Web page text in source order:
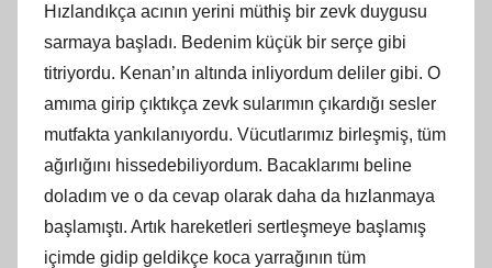
Hızlandıkça acının yerini müthiş bir zevk duygusu
sarmaya başladı. Bedenim küçük bir serçe gibi
titriyordu. Kenan’ın altında inliyordum deliler gibi. O
amıma girip çıktıkça zevk sularımın çıkardığı sesler
mutfakta yankılanıyordu. Vücutlarımız birleşmiş, tüm
ağırlığını hissedebiliyordum. Bacaklarımı beline
doladım ve o da cevap olarak daha da hızlanmaya
başlamıştı. Artık hareketleri sertleşmeye başlamış
içimde gidip geldikçe koca yarrağının tüm